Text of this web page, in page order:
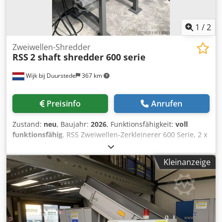
1 /2
Wijk bij Duurstede 367 km
Zweiwellen-Shredder
RSS2 shaft shredder 600 serie
Preisinfo Anrufen
Zustand: neu, Baujahr: 2026, Funktionsfähigkeit: voll
funktionsfähig, RSS Zweiwellen-Zerkleinerer 600 Serie, 2 x
7,5 kW Rotorlänge: 600 mm Dkedow Ry Alopfx Al Nor
Messer: 30 mm Die Maschine kann nach Ihren Wünschen
angepasst werden, inklusive Schaltschrank. Lieferzeit nach
Absprache. Zu- und Abförderband optional möglich.
Dieser Zerkleinerer eignet sich hervorragend zur
Vernichtung von z.B. Festplatten, Laptops, Mobiltelefonen,
Gummi, Holz, Papier etc. Mehr wissen? Rufen Sie uns an
oder schreiben Sie eine E-Mail. Wir können die Maschinen
Kleinanzeige